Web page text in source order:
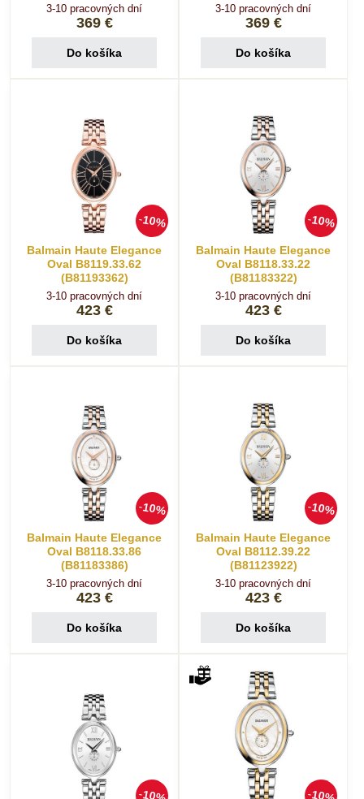
3-10 pracovných dní
369 €
Do košíka
3-10 pracovných dní
369 €
Do košíka
10%
Balmain Haute Elegance
Oval B8119.33.62
(B81193362)
3-10 pracovných dní
423 €
Do košíka
10%
Balmain Haute Elegance
Oval B8118.33.22
(B81183322)
3-10 pracovných dní
423 €
Do košíka
10%
Balmain Haute Elegance
Oval B8118.33.86
(B81183386)
3-10 pracovných dní
423 €
Do košíka
10%
Balmain Haute Elegance
Oval B8112.39.22
(B81123922)
3-10 pracovných dní
423 €
Do košíka